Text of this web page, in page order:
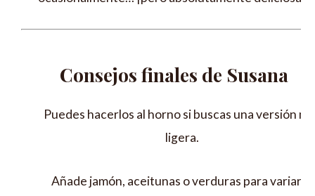
Consejos finales de Susana
Puedes hacerlos al horno si buscas una versión
ligera.
Añade jamón, aceitunas o verduras para variar el